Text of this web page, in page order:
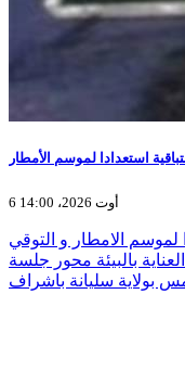
استعدادا لموسم الأمطار
6 أوت 2026، 14:00
لموسم الامطار و التوقي
بالبيئة محور جلسة